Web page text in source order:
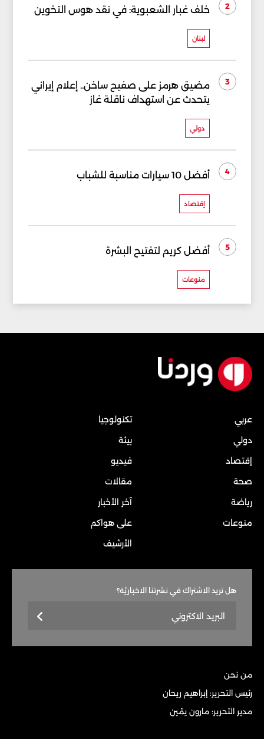
2 خلف غبار الشعبوية: في نقد هوس التخوين
لبنان
3
مضيق هرمز على صفيح ساخن.. إعلام إيراني
يتحدث عن استهداف ناقلة غاز
دولي
4 أفضل 10 سيارات مناسبة للشباب
إقتصاد
5 أفضل كريم لتفتيح البشرة
منوعات
عربي
دولي
إقتصاد
صحة
رياضة
منوعات
تكنولوجيا
بيئة
فيديو
مقالات
آخر الأخبار
على هواكم
الأرشيف
هل تريد الاشتراك في نشرتنا الاخباريّة؟
من نحن
رئيس التحرير: إبراهيم ريحان
مدير التحرير: مارون يمّين